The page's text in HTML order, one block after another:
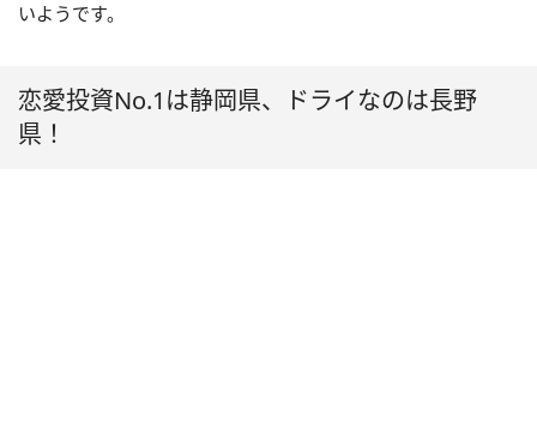
いようです。
恋愛投資No.1は静岡県、ドライなのは長野
県！